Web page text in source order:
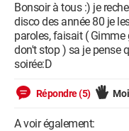
Bonsoir à tous :) je
disco des année 80 je
paroles, faisait (
don't stop ) sa je pense
soirée:D
Répondre (5)
A voir également: